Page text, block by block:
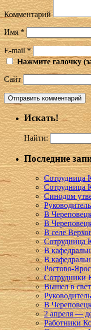
Комментарий
Имя *
E-mail*
Нажмите галочку
Сайт
Искать!
Найти:
Последние
Сотрудница
Сотрудница
Синодом
В
В
В селе
Сотрудница
В
В
Ростово-
Сотрудники
Вышел в
В
2 апреля —
Работники